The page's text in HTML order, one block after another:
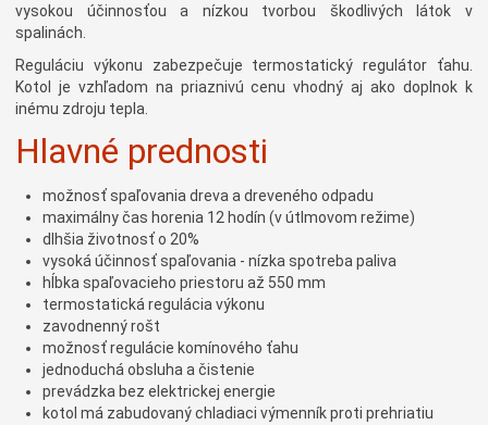
vysokou účinnosťou a nízkou tvorbou škodlivých látok v
spalinách.
Reguláciu výkonu zabezpečuje termostatický regulátor ťahu.
Kotol je vzhľadom na priaznivú cenu vhodný aj ako doplnok k
inému zdroju tepla.
Hlavné prednosti
možnosť spaľovania dreva a dreveného odpadu
maximálny čas horenia 12 hodín (v útlmovom režime)
dlhšia životnosť o 20%
vysoká účinnosť spaľovania - nízka spotreba paliva
hĺbka spaľovacieho priestoru až 550 mm
termostatická regulácia výkonu
zavodnenný rošt
možnosť regulácie komínového ťahu
jednoduchá obsluha a čistenie
prevádzka bez elektrickej energie
kotol má zabudovaný chladiaci výmenník proti prehriatiu